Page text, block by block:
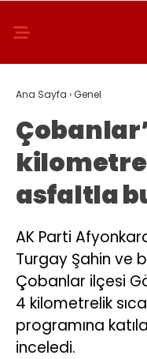
Ana Sayfa ›Genel
asfaltla
AK Parti
Turgay Şahin ve
Çobanlar ilçesi
4 kilometrelik
programına
inceledi.